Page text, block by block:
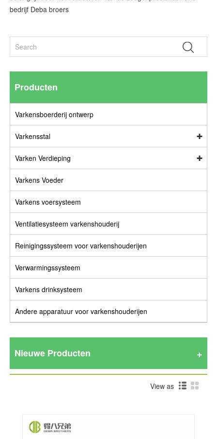
bedrijf Deba broers
Producten
Varkensboerderij ontwerp
Varkensstal
Varken Verdieping
Varkens Voeder
Varkens voersysteem
Ventilatiesysteem varkenshouderij
Reinigingssysteem voor varkenshouderijen
Verwarmingssysteem
Varkens drinksysteem
Andere apparatuur voor varkenshouderijen
Nieuwe Producten
View as